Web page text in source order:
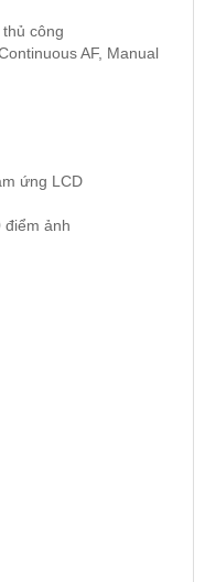
công
AF, Manual
ứng LCD
điểm ảnh